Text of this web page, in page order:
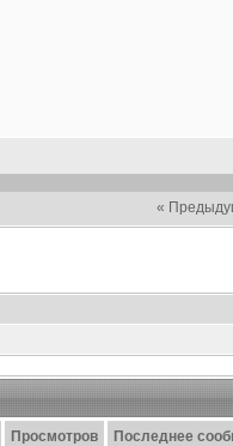
«
Просмотров Последнее